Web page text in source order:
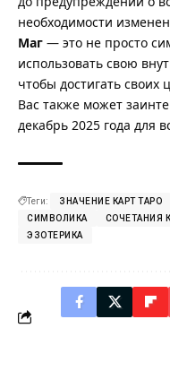
необходимости
Маг — это не просто
использовать свою
чтобы достигать своих
Вас также может
декабрь 2025 года для
Теги: ЗНАЧЕНИЕ КАРТ ТАРО
СИМВОЛИКА
СОЧЕТАНИЯ
ЭЗОТЕРИКА